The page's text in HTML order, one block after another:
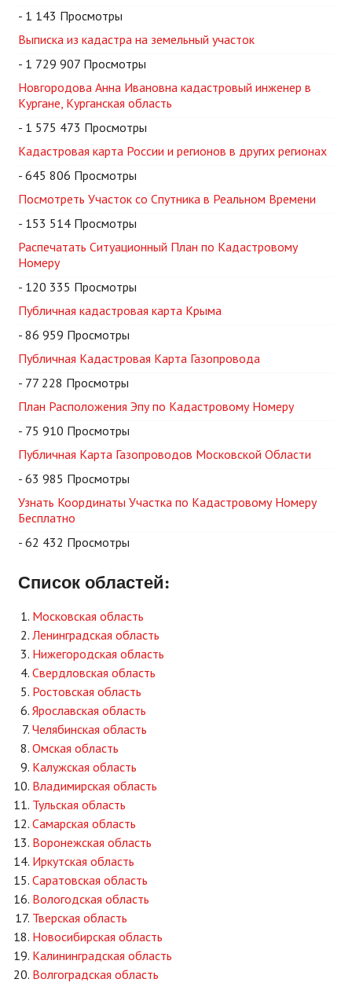
- 1 143 Просмотры
Выписка из кадастра на земельный участок
- 1 729 907 Просмотры
Новгородова Анна Ивановна кадастровый инженер в
Кургане, Курганская область
- 1 575 473 Просмотры
Кадастровая карта России и регионов в других регионах
- 645 806 Просмотры
Посмотреть Участок со Спутника в Реальном Времени
- 153 514 Просмотры
Распечатать Ситуационный План по Кадастровому
Номеру
- 120 335 Просмотры
Публичная кадастровая карта Крыма
- 86 959 Просмотры
Публичная Кадастровая Карта Газопровода
- 77 228 Просмотры
План Расположения Эпу по Кадастровому Номеру
- 75 910 Просмотры
Публичная Карта Газопроводов Московской Области
- 63 985 Просмотры
Узнать Координаты Участка по Кадастровому Номеру
Бесплатно
- 62 432 Просмотры
Список областей:
Московская область
Ленинградская область
Нижегородская область
Свердловская область
Ростовская область
Ярославская область
Челябинская область
Омская область
Калужская область
Владимирская область
Тульская область
Самарская область
Воронежская область
Иркутская область
Саратовская область
Вологодская область
Тверская область
Новосибирская область
Калининградская область
Волгоградская область